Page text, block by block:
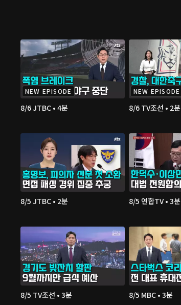
NEW EPISODE
8/6 JTBC • 4분
NEW EPISODE
8/6 TV조선 • 2분
8/5 JTBC • 2분 8/5 연합TV • 3분
8/5 TV조선 • 3분 8/5 MBC • 3분